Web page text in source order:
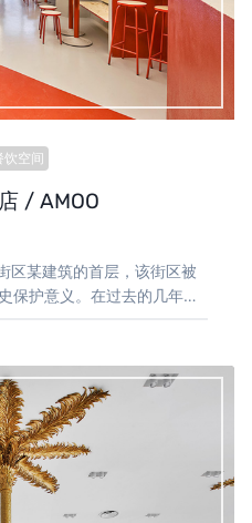
饮空间
/ AMOO
区某建筑的首层，该街区被
保护意义。在过去的几年…